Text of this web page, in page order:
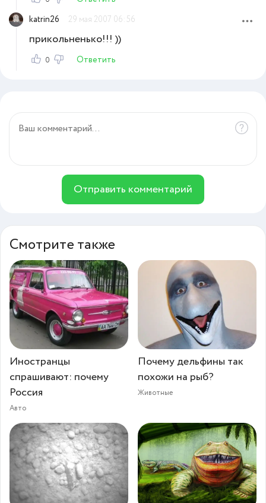
katrin26
29 мая 2007 06:56
прикольненько!!! ))
0 Ответить
Отправить комментарий
Смотрите также
Иностранцы
спрашивают: почему
Россия
Авто
Почему дельфины так
похожи на рыб?
Животные